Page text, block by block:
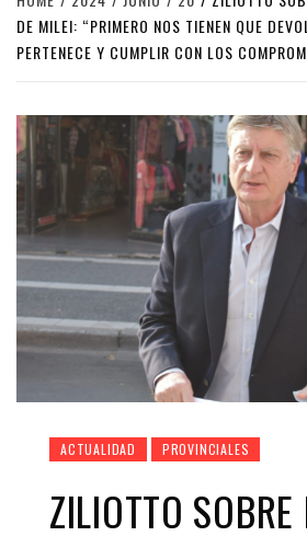
DE MILEI: “PRIMERO NOS TIENEN QUE
PERTENECE Y CUMPLIR CON LOS
ACTUALIDAD PROVINCIALES
ZILIOTTO SOBRE